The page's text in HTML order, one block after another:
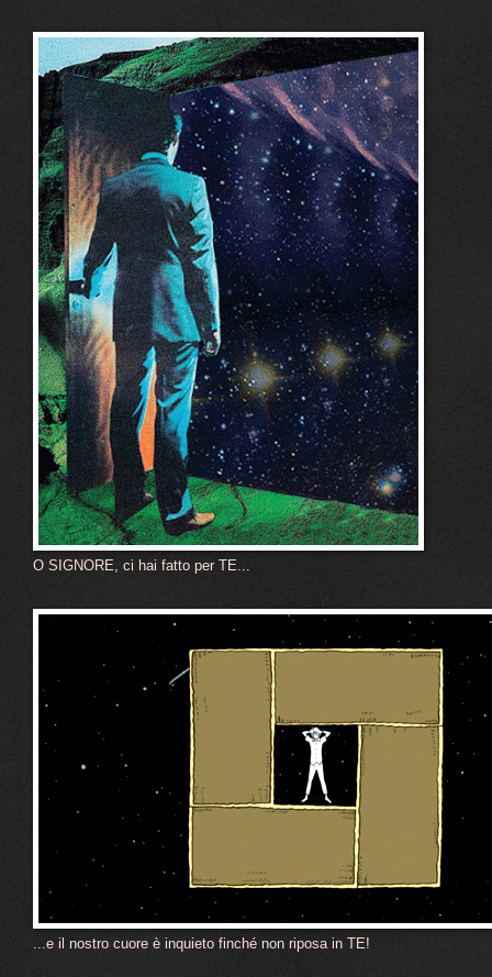
O SIGNORE, ci hai fatto per TE...
...e il nostro cuore è inquieto finché non riposa in TE!